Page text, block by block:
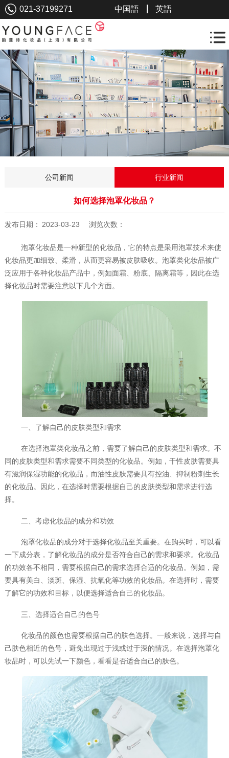
021-37199271 英語
中国語
公司新闻 行业新闻
如何选择泡罩化妆品‍？
发布日期： 2023-03-23 浏览次数：
泡罩化妆品是一种新型的化妆品，它的特点是采用泡罩技术来使
化妆品更加细致、柔滑，从而更容易被皮肤吸收。泡罩类化妆品被广
泛应用于各种化妆品产品中，例如面霜、粉底、隔离霜等，因此在选
择化妆品时需要注意以下几个方面。
一、了解自己的皮肤类型和需求
在选择泡罩类化妆品之前，需要了解自己的皮肤类型和需求。不
同的皮肤类型和需求需要不同类型的化妆品。例如，干性皮肤需要具
有滋润保湿功能的化妆品，而油性皮肤需要具有控油、抑制粉刺生长
的化妆品。因此，在选择时需要根据自己的皮肤类型和需求进行选
择。
二、考虑化妆品的成分和功效
泡罩化妆品的成分对于选择化妆品至关重要。在购买时，可以看
一下成分表，了解化妆品的成分是否符合自己的需求和要求。化妆品
的功效各不相同，需要根据自己的需求选择合适的化妆品。例如，需
要具有美白、淡斑、保湿、抗氧化等功效的化妆品。在选择时，需要
了解它的功效和目标，以便选择适合自己的化妆品。
三、选择适合自己的色号
化妆品的颜色也需要根据自己的肤色选择。一般来说，选择与自
己肤色相近的色号，避免出现过于浅或过于深的情况。在选择泡罩化
妆品时，可以先试一下颜色，看看是否适合自己的肤色。